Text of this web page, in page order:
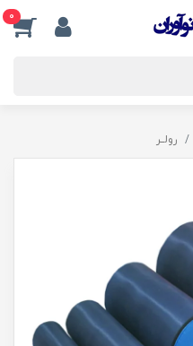
0
رولــر